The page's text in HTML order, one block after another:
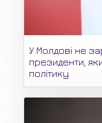
У Молдові не
президенти,
політику.